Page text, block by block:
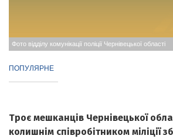
Фото відділу комунікації поліції Чернівецької області
ПОПУЛЯРНЕ
Троє мешканців Чернівецької
колишнім співробітником міліції